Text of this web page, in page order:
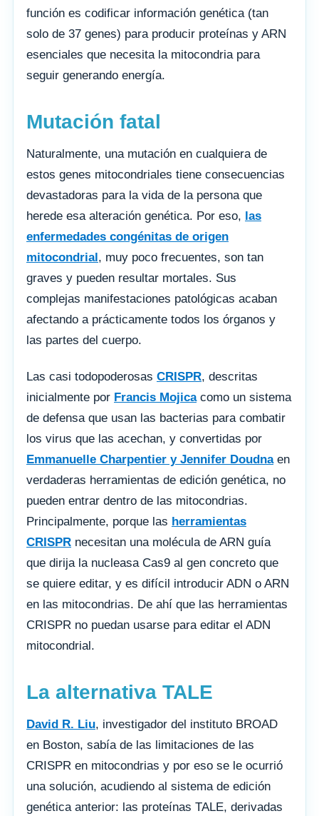
función es codificar información genética (tan
solo de 37 genes) para producir proteínas y ARN
esenciales que necesita la mitocondria para
seguir generando energía.
Mutación fatal
Naturalmente, una mutación en cualquiera de
estos genes mitocondriales tiene consecuencias
devastadoras para la vida de la persona que
herede esa alteración genética. Por eso, las
enfermedades congénitas de origen
mitocondrial, muy poco frecuentes, son tan
graves y pueden resultar mortales. Sus
complejas manifestaciones patológicas acaban
afectando a prácticamente todos los órganos y
las partes del cuerpo.
Las casi todopoderosas CRISPR, descritas
inicialmente por Francis Mojicacomo un sistema
de defensa que usan las bacterias para combatir
los virus que las acechan, y convertidas por
Emmanuelle Charpentier y Jennifer Doudnaen
verdaderas herramientas de edición genética, no
pueden entrar dentro de las mitocondrias.
Principalmente, porque las herramientas
CRISPR necesitan una molécula de ARN guía
que dirija la nucleasa Cas9 al gen concreto que
se quiere editar, y es difícil introducir ADN o ARN
en las mitocondrias. De ahí que las herramientas
CRISPR no puedan usarse para editar el ADN
mitocondrial.
La alternativa TALE
David R. Liu, investigador del instituto BROAD
en Boston, sabía de las limitaciones de las
CRISPR en mitocondrias y por eso se le ocurrió
una solución, acudiendo al sistema de edición
genética anterior: las proteínas TALE, derivadas